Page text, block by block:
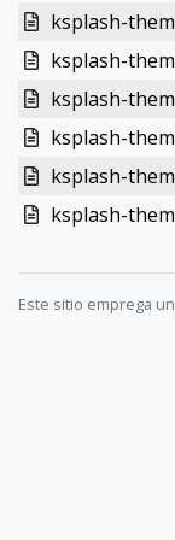
ksplash-
ksplash-
ksplash-
ksplash-
ksplash-
ksplash-
Este sitio emprega